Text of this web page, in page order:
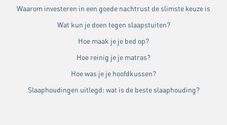
Waarom investeren in een goede nachtrust de slimste keuze is
Wat kun je doen tegen slaapstuiten?
Hoe maak je je bed op?
Hoe reinig je je matras?
Hoe was je je hoofdkussen?
Slaaphoudingen uitlegd: wat is de beste slaaphouding?